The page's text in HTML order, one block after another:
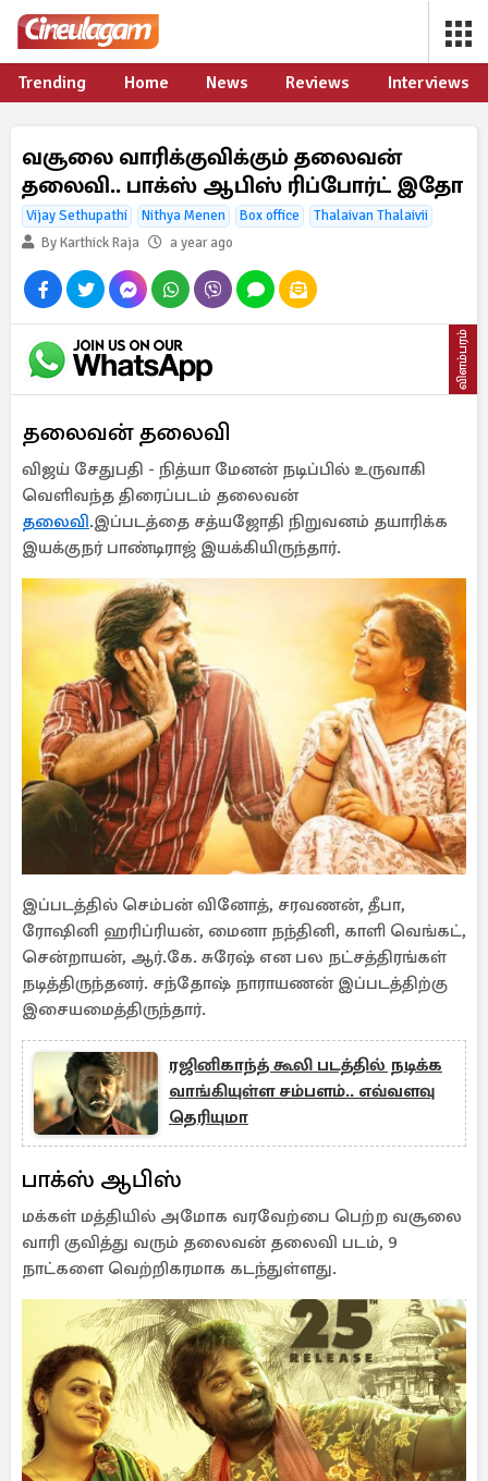
Trending Home News Reviews Interviews
வசூலை வாரிக்குவிக்கும் தலைவன்
தலைவி.. பாக்ஸ் ஆபிஸ் ரிப்போர்ட் இதோ
Vijay Sethupathi Nithya Menen Box office
Thalaivan Thalaivii
By Karthick Raja
a year ago
விளம்பரம்
தலைவன் தலைவி
விஜய் சேதுபதி - நித்யா மேனன் நடிப்பில் உருவாகி
வெளிவந்த திரைப்படம் தலைவன்
தலைவி.இப்படத்தை சத்யஜோதி நிறுவனம் தயாரிக்க
இயக்குநர் பாண்டிராஜ் இயக்கியிருந்தார்.
இப்படத்தில் செம்பன் வினோத், சரவணன், தீபா,
ரோஷினி ஹரிப்ரியன், மைனா நந்தினி, காளி வெங்கட்,
சென்றாயன், ஆர்.கே. சுரேஷ் என பல நட்சத்திரங்கள்
நடித்திருந்தனர். சந்தோஷ் நாராயணன் இப்படத்திற்கு
இசையமைத்திருந்தார்.
ரஜினிகாந்த் கூலி படத்தில் நடிக்க
வாங்கியுள்ள சம்பளம்.. எவ்வளவு
தெரியுமா
பாக்ஸ் ஆபிஸ்
மக்கள் மத்தியில் அமோக வரவேற்பை பெற்ற வசூலை
வாரி குவித்து வரும் தலைவன் தலைவி படம், 9
நாட்களை வெற்றிகரமாக கடந்துள்ளது.